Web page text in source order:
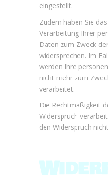
eingestellt.
Zudem haben Sie
Verarbeitung Ihrer
Daten zum Zweck
widersprechen. Im
werden Ihre
nicht mehr zum
verarbeitet.
Die Rechtmäßigkeit
Widerspruch
den Widerspruch